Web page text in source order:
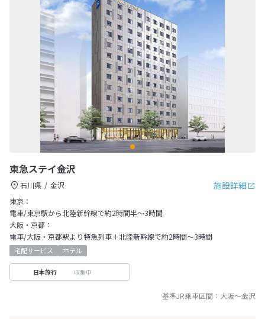
東急ステイ金沢
施設詳細
石川県
金沢
東京：
電車/東京駅から北陸新幹線で約2時間半～3時間
大阪・京都：
電車/大阪・京都駅より特急列車＋北陸新幹線で約2時間～3時間
宅配サービス ホテル
日本旅行 収集中
基準JR乗車区間： 大阪～金沢